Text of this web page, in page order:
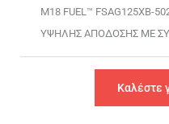
M18 FUEL™ FSAG125XB-
ΥΨΗΛΗΣ ΑΠΟΔΟΣΗΣ ΜΕ
Καλέστε